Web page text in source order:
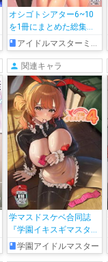
オシゴトシアター6~10
を1冊にまとめた総集
編!!100P超えの大ボリュ
ームでミリマスのアイド
ルたちの濃厚なエロスを
お届け♡
アイドルマスターミリオンライブ!
関連キャラ
学マスドスケベ合同誌
『学園イキスギマスター
4』学園アイドルマスター